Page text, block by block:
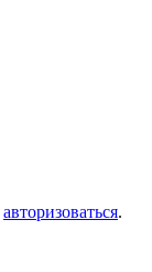
авторизоваться.